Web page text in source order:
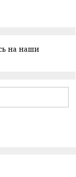
на наши